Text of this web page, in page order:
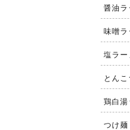
醤油ラ
味噌ラ
塩ラー
とん
鶏白湯
つけ麺